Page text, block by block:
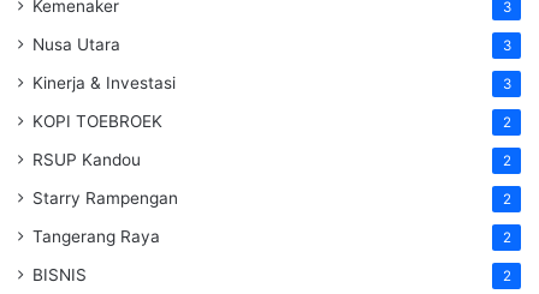
Kemenaker 3
Nusa Utara 3
Kinerja & Investasi 3
KOPI TOEBROEK 2
RSUP Kandou 2
Starry Rampengan 2
Tangerang Raya 2
BISNIS 2